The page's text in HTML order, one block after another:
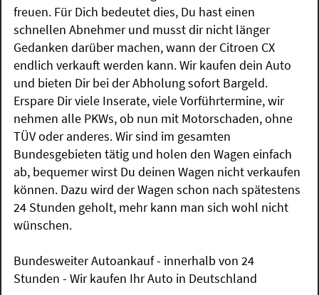
freuen. Für Dich bedeutet dies, Du hast einen
schnellen Abnehmer und musst dir nicht länger
Gedanken darüber machen, wann der Citroen CX
endlich verkauft werden kann. Wir kaufen dein Auto
und bieten Dir bei der Abholung sofort Bargeld.
Erspare Dir viele Inserate, viele Vorführtermine, wir
nehmen alle PKWs, ob nun mit Motorschaden, ohne
TÜV oder anderes. Wir sind im gesamten
Bundesgebieten tätig und holen den Wagen einfach
ab, bequemer wirst Du deinen Wagen nicht verkaufen
können. Dazu wird der Wagen schon nach spätestens
24 Stunden geholt, mehr kann man sich wohl nicht
wünschen.
Bundesweiter Autoankauf - innerhalb von 24
Stunden - Wir kaufen Ihr Auto in Deutschland